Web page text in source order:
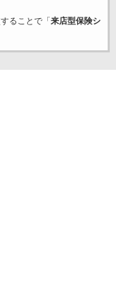
ることで「 来店型保険シ